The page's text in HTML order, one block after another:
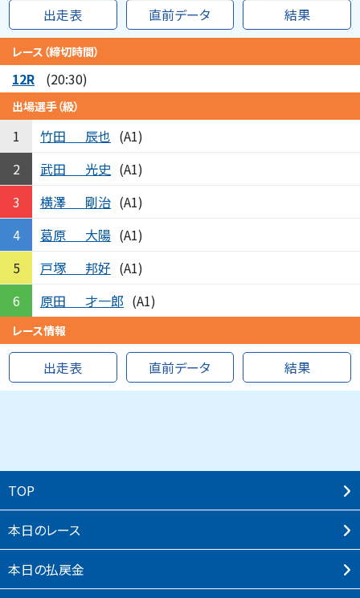
出走表 直前データ 結果
レース（締切時間）
12R (20:30)
出場選手（級）
1 竹田 辰也 (A1)
2
武田 光史 (A1)
3
横澤 剛治 (A1)
4
葛原 大陽 (A1)
5
戸塚 邦好 (A1)
6
原田 才一郎 (A1)
レース情報
出走表 直前データ 結果
TOP
本⽇のレース
本⽇の払戻⾦